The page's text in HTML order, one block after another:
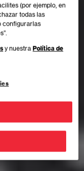
(por ejemplo, en
todas las
configurarlas
y nuestraPolítica de